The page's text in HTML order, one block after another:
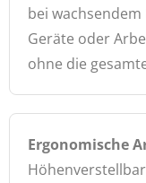
bei
Geräte oder
ohne die
Ergonomische